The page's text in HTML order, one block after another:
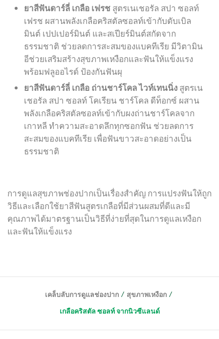
ยาสีฟันดาร์ลี่ เกลือ เฟรชสูตรเนเชอรัล สปา ซอลท์
เฟรช ผสานพลังเกลือคริสตัลซอลท์เข้ากับดับเบิล
มินต์ เปปเปอร์มินต์ และสเปียร์มินต์สกัดจาก
ธรรมชาติ ช่วยลดการสะสมของแบคทีเรีย มีวิตามิน
อีช่วยเสริมสร้างสุขภาพเหงือกและฟันให้แข็งแรง
พร้อมฟลูออไรด์ ป้องกันฟันผุ
ยาสีฟันดาร์ลี่ เกลือ ถ่านชาร์โคล ไวท์เทนนิ่งสูตรเน
เชอรัล สปา ซอลท์ โคเรียน ชาร์โคล ดีท็อกซ์ ผสาน
พลังเกลือคริสตัลซอลท์เข้ากับผงถ่านชาร์โคลจาก
เกาหลี ทำความสะอาดลึกทุกซอกฟัน ช่วยลดการ
สะสมของแบคทีเรีย เพื่อฟันขาวสะอาดอย่างเป็น
ธรรมชาติ
การดูแลสุขภาพช่องปากเป็นเรื่องสำคัญ การแปรงฟันให้ถูก
วิธีและเลือกใช้ยาสีฟันสูตรเกลือที่มีส่วนผสมที่ดีและมี
คุณภาพได้มาตรฐานเป็นวิธีที่ง่ายที่สุดในการดูแลเหงือก
และฟันให้แข็งแรง
เคล็บลับการดูแลช่องปาก / สุขภาพเหงือก /
เกลือคริสตัล ซอลท์ จากนิวซีแลนด์